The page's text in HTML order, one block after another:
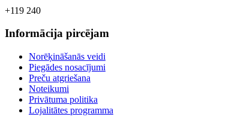
+119 240
Informācija pircējam
Norēķināšanās veidi
Piegādes nosacījumi
Preču atgriešana
Noteikumi
Privātuma politika
Lojalitātes programma